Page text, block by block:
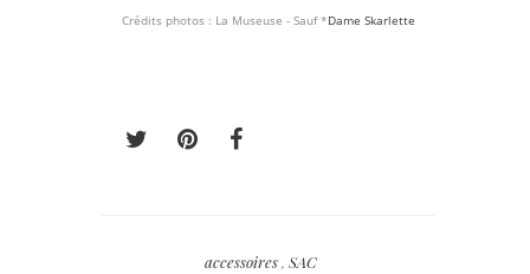
Crédits photos : La Museuse - Sauf *Dame Skarlette
accessoires, SAC